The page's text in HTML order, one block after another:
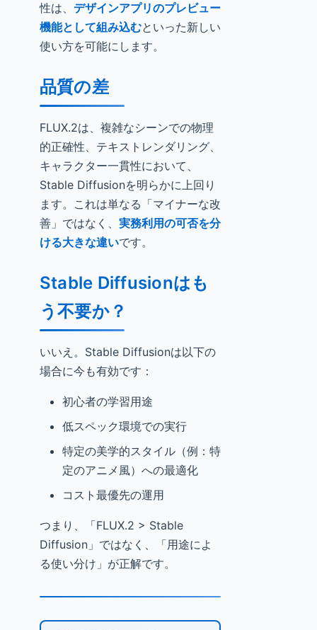
性は、 デザインアプリのプレビュー
機能として組み込むといった新しい
使い方を可能にします。
品質の差
FLUX.2は、複雑なシーンでの物理
的正確性、テキストレンダリング、
キャラクター一貫性において、
Stable Diffusionを明らかに上回り
ます。これは単なる「マイナーな改
善」ではなく、 実務利用の可否を分
ける大きな違いです。
Stable Diffusionはも
う不要か？
いいえ。Stable Diffusionは以下の
場合に今も有効です：
初心者の学習用途
低スペック環境での実行
特定の美学的スタイル（例：特
定のアニメ風）への最適化
コスト最優先の運用
つまり、「FLUX.2 > Stable
Diffusion」ではなく、「用途によ
る使い分け」が正解です。